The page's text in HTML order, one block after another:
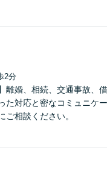
2分
離婚、相続、交通事故、
た対応と密なコミュニケ
相談ください。